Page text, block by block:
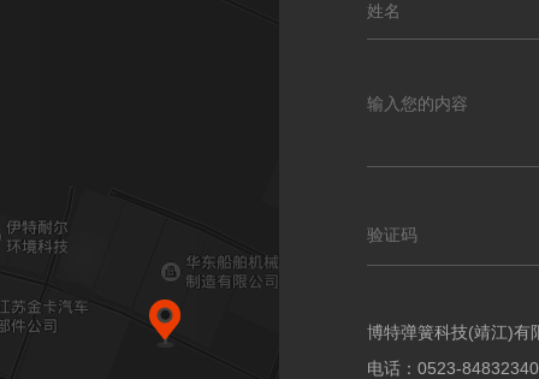
博特弹簧科技(靖江)有
电话：0523-84832340